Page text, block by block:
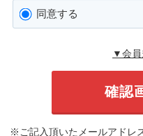
同意する
▼会員
※ご記入頂いたメールアドレ